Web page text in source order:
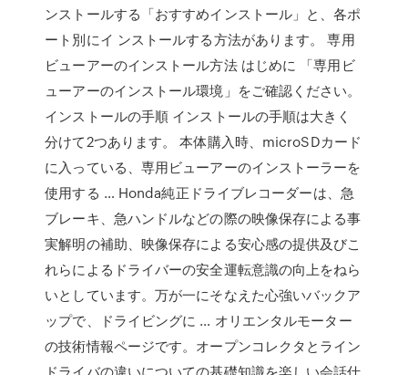
ンストールする「おすすめインストール」と、各ポ
ート別にイ ンストールする方法があります。 専用
ビューアーのインストール方法 はじめに 「専用ビ
ューアーのインストール環境」をご確認ください。
インストールの手順 インストールの手順は大きく
分けて2つあります。 本体購入時、microSDカード
に入っている、専用ビューアーのインストーラーを
使用する … Honda純正ドライブレコーダーは、急
ブレーキ、急ハンドルなどの際の映像保存による事
実解明の補助、映像保存による安心感の提供及びこ
れらによるドライバーの安全運転意識の向上をねら
いとしています。万が一にそなえた心強いバックア
ップで、ドライビングに … オリエンタルモーター
の技術情報ページです。オープンコレクタとライン
ドライバの違いについての基礎知識を楽しい会話仕